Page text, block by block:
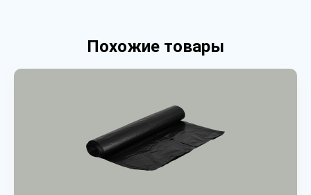
Похожие товары